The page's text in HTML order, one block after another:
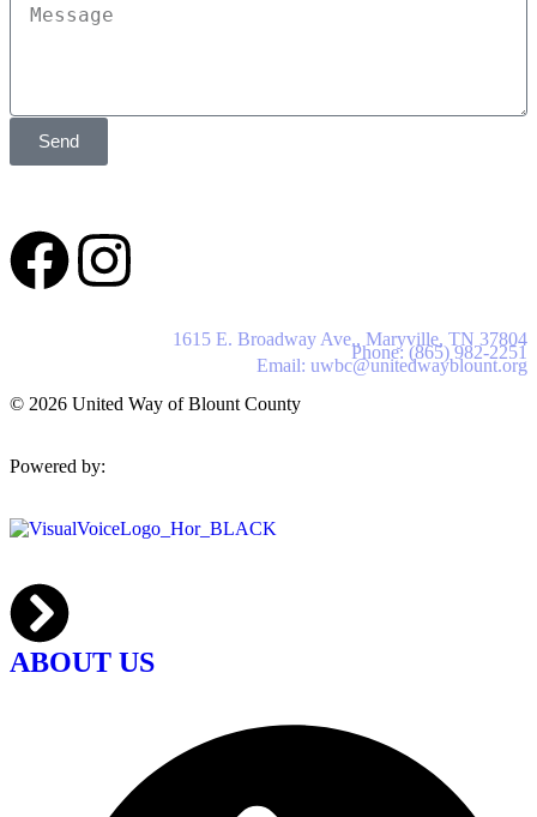
Send
1615 E. Broadway Ave., Maryville, TN 37804
Phone: (865) 982-2251
Email: uwbc@unitedwayblount.org
© 2026 United Way of Blount County
Powered by:
ABOUT US